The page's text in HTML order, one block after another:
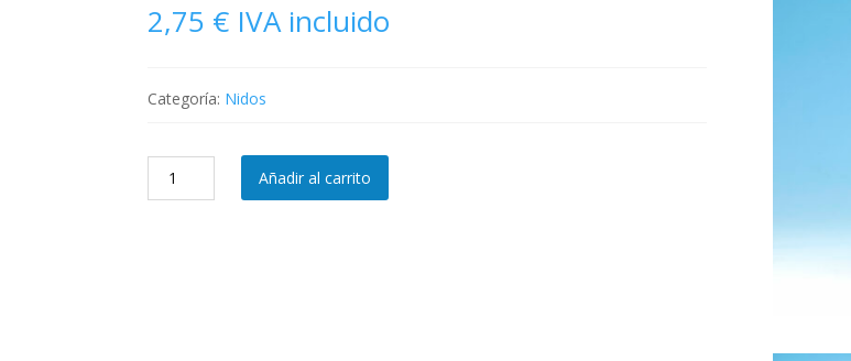
2,75 € IVA incluido
Categoría: Nidos
REF:
Añadir al carrito